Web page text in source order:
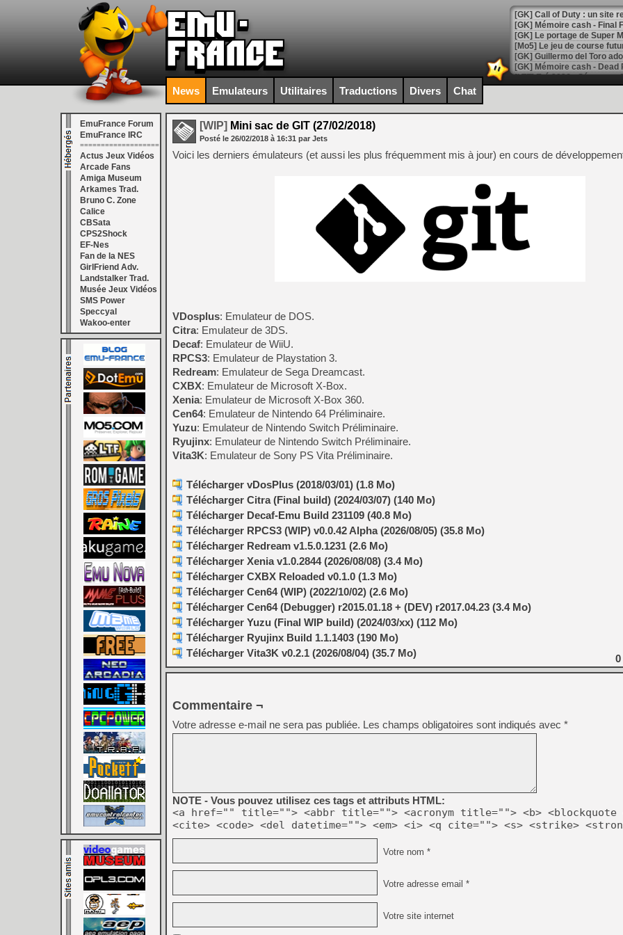
[GK] Le portage de Super
[Mo5] Le jeu de course
[GK] Guillermo del Toro
[LTF] Eté 2026 - Séquence
[GK] Mistfall Hunter :
[GK] Wo Long 2 évolue
[GK] Crossfire : un TPS à
[LS] [PS5] Premiers
[Mo5] DOOM arrive en
[GK] Bethesda fête les 30
[GK] Roblox : l'action en
[GK] Agenda - GeForce
[LS] [PS5] ps5-y2jb-
[GK] Pourquoi Marvel
[GK] GTA 6 : Rockstar
[GK] Hot Wheels Infinite
[GK] Mémoire cash -
[GK] Résultats Nintendo :
[GK] Déjà des
[Mo5] Brickboy cherche à
[GK] Minecraft et ses «
[GK] Beast of
[GK] Ubisoft : fin de partie
[GK] Mémoire cash -
[GK] Dan Houser (GTA)
[GK] Comment EA Sports
[GK] Crimson Moon : un
[GK] Isle of Reveries : le
News Emulateurs Utilitaires Traductions Divers Chat
EmuFrance Forum
EmuFrance IRC
===================
Actus Jeux Vidéos
Arcade Fans
Amiga Museum
Arkames Trad.
Bruno C. Zone
Calice
CBSata
CPS2Shock
EF-Nes
Fan de la NES
GirlFriend Adv.
Landstalker Trad.
Musée Jeux Vidéos
SMS Power
Speccyal
Wakoo-enter
[WIP] Mini sac de GIT (27/02/2018)
Posté le 26/02/2018 à 16:31 par Jets
Voici les derniers émulateurs (et aussi les plus fréquemment mis à jour) en cours de
VDosplus: Emulateur de DOS.
Citra: Emulateur de 3DS.
Decaf: Emulateur de WiiU.
RPCS3: Emulateur de Playstation 3.
Redream: Emulateur de Sega Dreamcast.
CXBX: Emulateur de Microsoft X-Box.
Xenia: Emulateur de Microsoft X-Box 360.
Cen64: Emulateur de Nintendo 64 Préliminaire.
Yuzu: Emulateur de Nintendo Switch Préliminaire.
Ryujinx: Emulateur de Nintendo Switch Préliminaire.
Vita3K: Emulateur de Sony PS Vita Préliminaire.
Télécharger vDosPlus (2018/03/01) (1.8 Mo)
Télécharger Citra (Final build) (2024/03/07) (140 Mo)
Télécharger Decaf-Emu Build 231109 (40.8 Mo)
Télécharger RPCS3 (WIP) v0.0.42 Alpha (2026/08/05) (35.8 Mo)
Télécharger Redream v1.5.0.1231 (2.6 Mo)
Télécharger Xenia v1.0.2844 (2026/08/08) (3.4 Mo)
Télécharger CXBX Reloaded v0.1.0 (1.3 Mo)
Télécharger Cen64 (WIP) (2022/10/02) (2.6 Mo)
Télécharger Cen64 (Debugger) r2015.01.18 + (DEV) r2017.04.23 (3.4 Mo)
Télécharger Yuzu (Final WIP build) (2024/03/xx) (112 Mo)
Télécharger Ryujinx Build 1.1.1403 (190 Mo)
Télécharger Vita3K v0.2.1 (2026/08/04) (35.7 Mo)
0
Commentaire ¬
Votre adresse e-mail ne sera pas publiée. Les champs obligatoires sont indiqués avec *
NOTE - Vous pouvez utilisez ces tags et attributs HTML:
<a href="" title=""> <abbr title=""> <acronym title=""> <b> <blockquote
<cite> <code> <del datetime=""> <em> <i> <q cite=""> <s> <strike>
Votre nom *
Votre adresse email *
Votre site internet